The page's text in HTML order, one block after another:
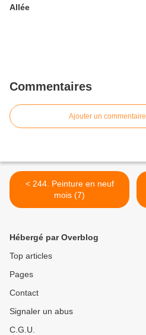
Allée
Commentaires
Ajouter un commentaire
< 244. Peinture en neuf
mois (7)
Hébergé par Overblog
Top articles
Pages
Contact
Signaler un abus
C.G.U.